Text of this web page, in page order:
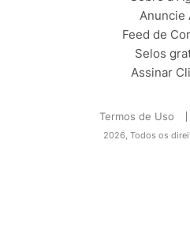
Anuncie
Feed de
Selos
Assinar
Termos de Uso
2026, Todos os